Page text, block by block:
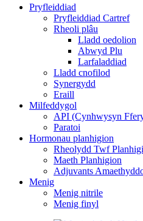
Pryfleiddiad
Pryfleiddiad Cartref
Rheoli plâu
Lladd oedolion
Abwyd Plu
Larfaladdiad
Lladd cnofilod
Synergydd
Eraill
Milfeddygol
API (Cynhwysyn
Paratoi
Hormonau planhigion
Rheolydd Twf
Maeth Planhigion
Adjuvants
Menig
Menig nitrile
Menig finyl